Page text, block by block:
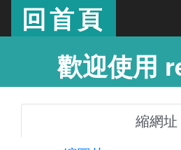
回首頁
歡迎使用
縮網址